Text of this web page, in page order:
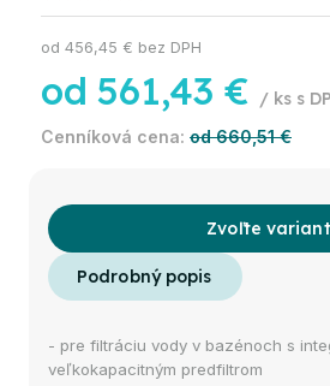
od 660,51 €
od 561,43 € / ks
od 456,45 € bez DPH
Zvoľte variant
- pre filtráciu vody v bazénoch s
veľkokapacitným predfiltrom